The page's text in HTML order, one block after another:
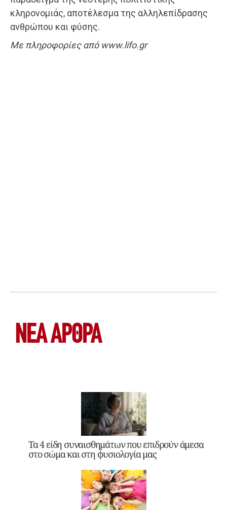
κληρονομιάς, αποτέλεσμα της αλληλεπίδρασης
ανθρώπου και φύσης.
Με πληροφορίες από www.lifo.gr
ΝΕΑ ΆΡΘΡΑ
Τα 4 είδη συναισθημάτων που επιδρούν άμεσα
στο σώμα και στη φυσιολογία μας